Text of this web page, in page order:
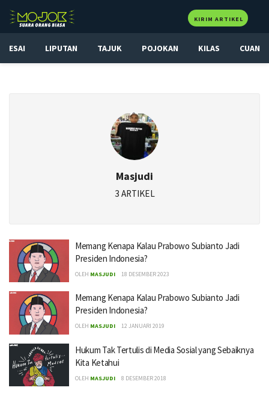
KIRIM ARTIKEL
ESAI LIPUTAN TAJUK POJOKAN KILAS CUAN
Masjudi
3 ARTIKEL
Memang Kenapa Kalau Prabowo Subianto Jadi
Presiden Indonesia?
OLEH MASJUDI 18 DESEMBER 2023
Memang Kenapa Kalau Prabowo Subianto Jadi
Presiden Indonesia?
OLEH MASJUDI 12 JANUARI 2019
Hukum Tak Tertulis di Media Sosial yang Sebaiknya
Kita Ketahui
OLEH MASJUDI 8 DESEMBER 2018